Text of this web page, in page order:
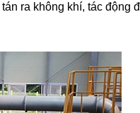
ra không khí, tác động